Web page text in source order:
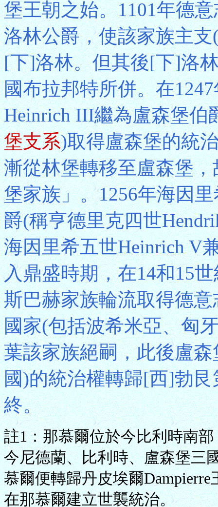
堡王朝之始。1101年德
洛林公爵，使該家族主支
[下]洛林。但其後[下]洛
國布拉邦特所併。在
Heinrich III繼為盧森堡伯
堡支系)取得盧森堡的統
漸從林堡轉移至盧森堡
堡家族」。1256年海因
爵(稱亨德里克四世
海因里希五世Heinrich V
入鼎盛時期，在14和15
斯巴赫家族輪流取得德
國家(包括波希米亞、匈
葉該家族絕嗣，此後盧
國)的統治權轉歸[西]勃
終。
註1：那慕爾位於今比利時南
今尼德蘭、比利時、盧森堡三
慕爾便轉歸丹皮埃爾
在那慕爾建立世襲統治。